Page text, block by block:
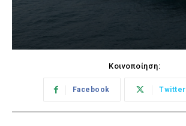
Κοινοποίηση:
Facebook Twitter